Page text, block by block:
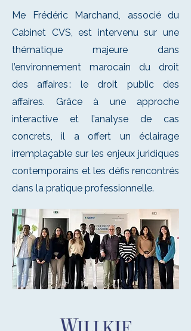
Me Frédéric Marchand, associé du
Cabinet CVS, est intervenu sur une
thématique majeure dans
l’environnement marocain du droit
des affaires : le droit public des
affaires. Grâce à une approche
interactive et l’analyse de cas
concrets, il a offert un éclairage
irremplaçable sur les enjeux juridiques
contemporains et les défis rencontrés
dans la pratique professionnelle.